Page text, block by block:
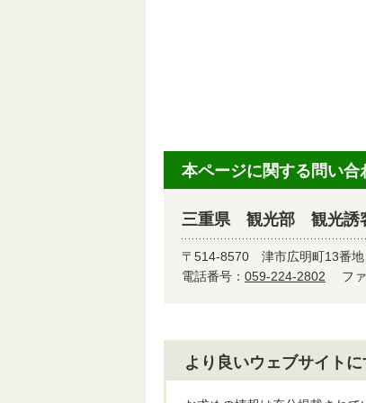
本ページに関する問い合
三重県 観光部 観光誘
〒514-8570 津市広明町13番地
電話番号： 059-224-2802 フ
より良いウェブサイト